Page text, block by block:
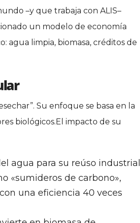
–y que trabaja con ALIS–
un modelo de economía
agua limpia, biomasa, créditos de
Su enfoque se basa en la
biológicos.El impacto de su
agua para su reúso industrial
«sumideros de carbono»,
una eficiencia 40 veces